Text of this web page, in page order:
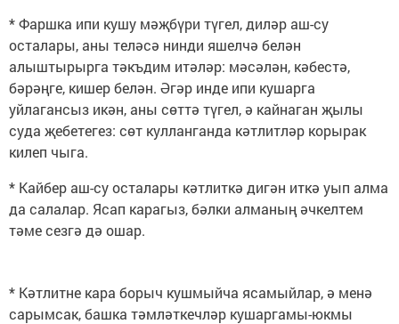
* Фаршка ипи кушу мәҗбүри түгел, диләр аш-су
осталары, аны теләсә нинди яшелчә белән
алыштырырга тәкъдим итәләр: мәсәлән, кәбестә,
бәрәңге, кишер белән. Әгәр инде ипи кушарга
уйлагансыз икән, аны сөттә түгел, ә кайнаган җылы
суда җебетегез: сөт кулланганда кәтлитләр корырак
килеп чыга.
* Кайбер аш-су осталары кәтлиткә дигән иткә уып алма
да салалар. Ясап карагыз, бәлки алманың әчкелтем
тәме сезгә дә ошар.
* Кәтлитне кара борыч кушмыйча ясамыйлар, ә менә
сарымсак, башка тәмләткечләр кушаргамы-юкмы